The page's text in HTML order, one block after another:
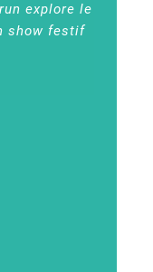
explore le
show festif